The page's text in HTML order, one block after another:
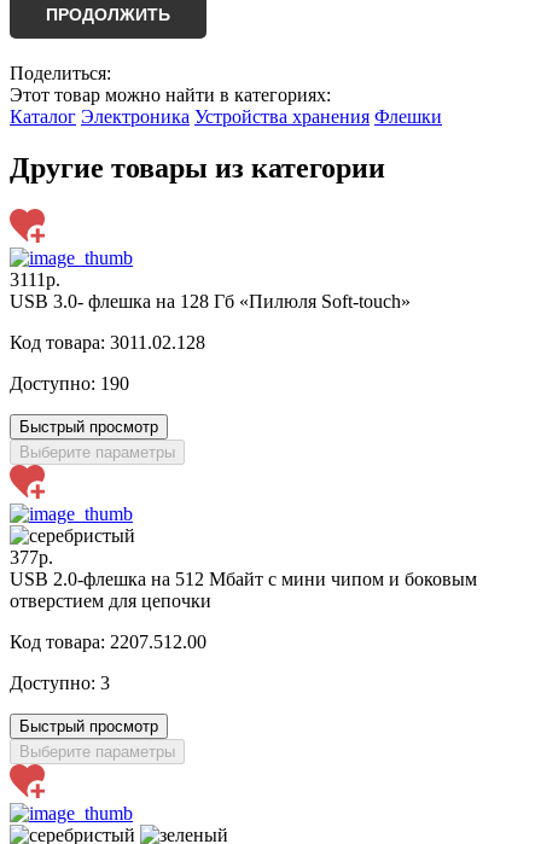
ПРОДОЛЖИТЬ
Поделиться:
Этот товар можно найти в категориях:
Каталог Электроника Устройства хранения Флешки
Другие товары из категории
3111р.
USB 3.0- флешка на 128 Гб «Пилюля Soft-touch»
Код товара: 3011.02.128
Доступно: 190
Быстрый просмотр
Выберите параметры
377р.
USB 2.0-флешка на 512 Мбайт с мини чипом и боковым
отверстием для цепочки
Код товара: 2207.512.00
Доступно: 3
Быстрый просмотр
Выберите параметры